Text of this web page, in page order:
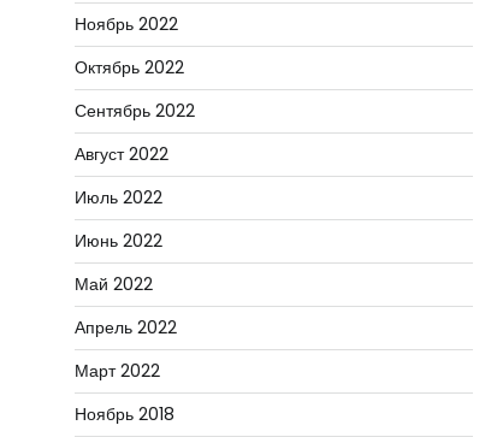
Ноябрь 2022
Октябрь 2022
Сентябрь 2022
Август 2022
Июль 2022
Июнь 2022
Май 2022
Апрель 2022
Март 2022
Ноябрь 2018